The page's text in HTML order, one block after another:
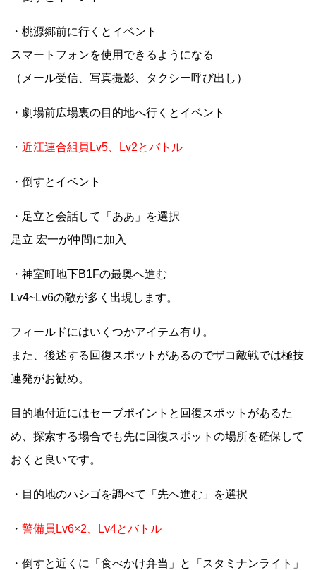
・桃源郷前に行くとイベント
スマートフォンを使用できるようになる
（メール受信、写真撮影、タクシー呼び出し）
・劇場前広場裏の目的地へ行くとイベント
・ 近江連合組員Lv5、Lv2とバトル
・倒すとイベント
・足立と会話して「ああ」を選択
足立 宏一が仲間に加入
・神室町地下B1Fの最奥へ進む
Lv4~Lv6の敵が多く出現します。
フィールドにはいくつかアイテム有り。
また、後述する回復スポットがあるのでザコ敵戦では極技
連発がお勧め。
目的地付近にはセーブポイントと回復スポットがあるた
め、探索する場合でも先に回復スポットの場所を確保して
おくと良いです。
・目的地のハシゴを調べて「先へ進む」を選択
・ 警備員Lv6×2、Lv4とバトル
・倒すと近くに「食べかけ弁当」と「スタミナンライト」